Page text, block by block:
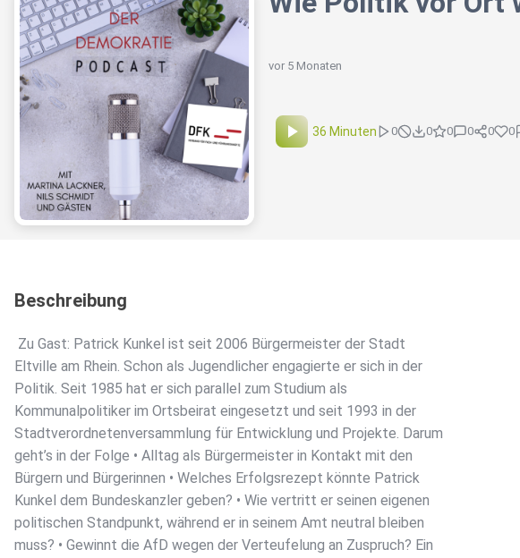
vor 5 Monaten
36 Minuten 0 0 0 0 0 0
Beschreibung
️ Zu Gast: Patrick Kunkel ist seit 2006 Bürgermeister der Stadt
Eltville am Rhein. Schon als Jugendlicher engagierte er sich in der
Politik. Seit 1985 hat er sich parallel zum Studium als
Kommunalpolitiker im Ortsbeirat eingesetzt und seit 1993 in der
Stadtverordnetenversammlung für Entwicklung und Projekte. Darum
geht’s in der Folge • Alltag als Bürgermeister in Kontakt mit den
Bürgern und Bürgerinnen • Welches Erfolgsrezept könnte Patrick
Kunkel dem Bundeskanzler geben? • Wie vertritt er seinen eigenen
politischen Standpunkt, während er in seinem Amt neutral bleiben
muss? • Gewinnt die AfD wegen der Verteufelung an Zuspruch? Ein